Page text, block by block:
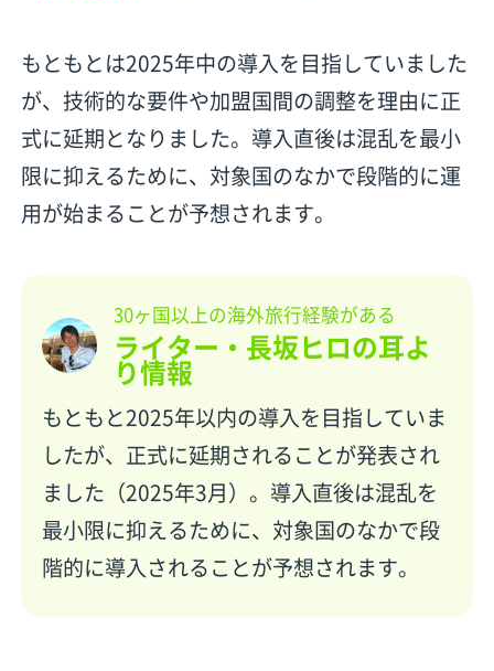
もともとは2025年中の導入を目指していました
が、技術的な要件や加盟国間の調整を理由に正
式に延期となりました。導入直後は混乱を最小
限に抑えるために、対象国のなかで段階的に運
用が始まることが予想されます。
30ヶ国以上の海外旅行経験がある
ライター・長坂ヒロの耳よ
り情報
もともと2025年以内の導入を目指していま
したが、正式に延期されることが発表され
ました（2025年3月）。導入直後は混乱を
最小限に抑えるために、対象国のなかで段
階的に導入されることが予想されます。